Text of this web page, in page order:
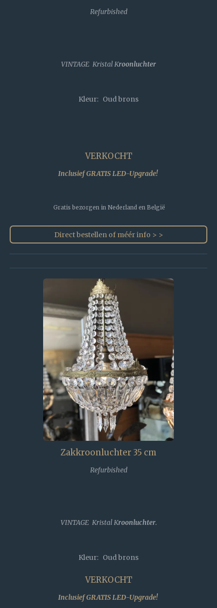
Refurbished
VINTAGE Kristal Kroonluchter
Kleur: Oud brons
VERKOCHT
Inclusief GRATIS LED-Upgrade!
Gratis bezorgen in Nederland en België
Direct bestellen of méér info > >
Zakkroonluchter 35 cm
Refurbished
VINTAGE Kristal Kroonluchter.
Kleur: Oud brons
VERKOCHT
Inclusief GRATIS LED-Upgrade!